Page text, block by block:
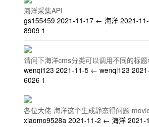
海洋采集API
gs155459 2021-11-17 ← 海洋 2021-
8909 1
请问下海洋cms分类可以调用不同的标题
wenqi123 2021-11-5 ← wenqi123
6026 1
各位大佬 海洋这个生成静态得问题
xiaomo9528a 2021-11-2 ← 海洋 2021-